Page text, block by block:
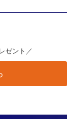
ゼント／